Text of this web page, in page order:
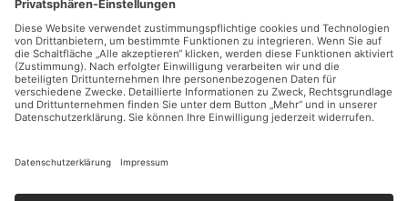
Michael Morgner,Selbstportrait
1981, Bister, 49 x 63 cm, Inv.: B-01633
zurück
Bitte schreiben Sie an sammlung@kunsthuette.de